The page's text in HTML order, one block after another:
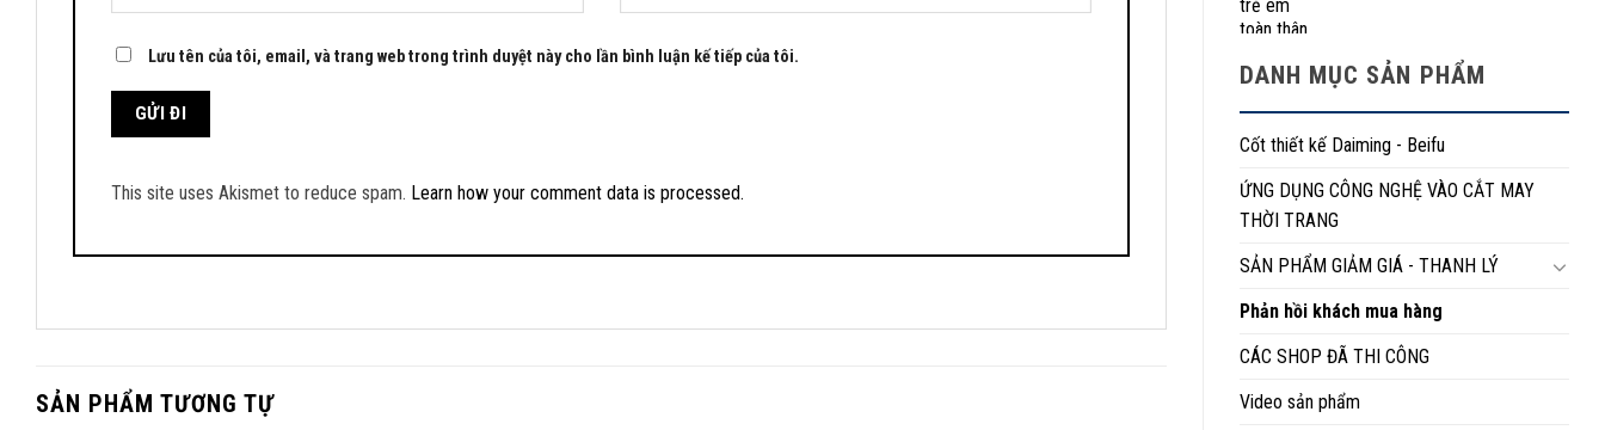
DANH MỤC SẢN PHẨM
Cốt thiết kế Daiming - Beifu
ỨNG DỤNG CÔNG NGHỆ VÀO CẮT MAY
THỜI TRANG
SẢN PHẨM GIẢM GIÁ - THANH LÝ
Phản hồi khách mua hàng
CÁC SHOP ĐÃ THI CÔNG
Video sản phẩm
Lưu tên của tôi, email, và trang web trong trình duyệt này cho lần bình luận kế tiếp của tôi.
This site uses Akismet to reduce spam. Learn how your comment data is processed.
SẢN PHẨM TƯƠNG TỰ